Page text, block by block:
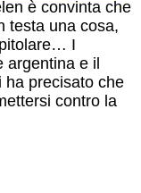
è convinta che
testa una cosa,
I
argentina e il
ha precisato che
contro la